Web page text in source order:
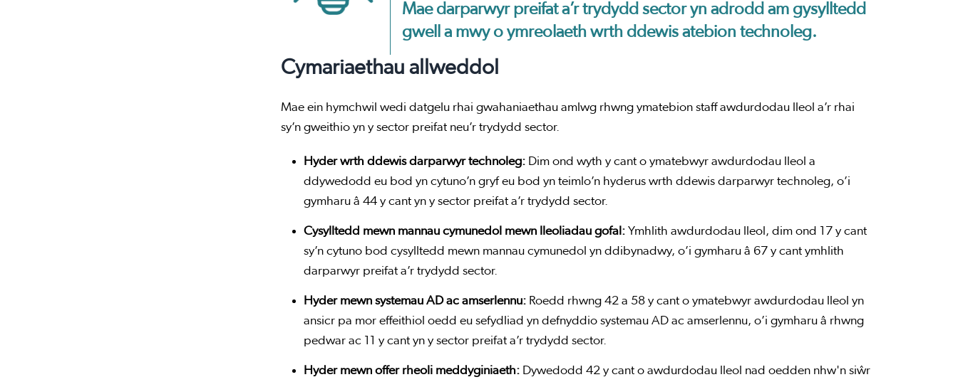
Mae darparwyr preifat a’r trydydd sector yn adrodd am gysylltedd
gwell a mwy o ymreolaeth wrth ddewis atebion technoleg.
Cymariaethau allweddol
Mae ein hymchwil wedi datgelu rhai gwahaniaethau amlwg rhwng ymatebion staff awdurdodau lleol a’r rhai
sy’n gweithio yn y sector preifat neu’r trydydd sector.
Hyder wrth ddewis darparwyr technoleg: Dim ond wyth y cant o ymatebwyr awdurdodau lleol a
ddywedodd eu bod yn cytuno’n gryf eu bod yn teimlo’n hyderus wrth ddewis darparwyr technoleg, o’i
gymharu â 44 y cant yn y sector preifat a’r trydydd sector.
Cysylltedd mewn mannau cymunedol mewn lleoliadau gofal: Ymhlith awdurdodau lleol, dim ond 17 y cant
sy’n cytuno bod cysylltedd mewn mannau cymunedol yn ddibynadwy, o’i gymharu â 67 y cant ymhlith
darparwyr preifat a’r trydydd sector.
Hyder mewn systemau AD ac amserlennu: Roedd rhwng 42 a 58 y cant o ymatebwyr awdurdodau lleol yn
ansicr pa mor effeithiol oedd eu sefydliad yn defnyddio systemau AD ac amserlennu, o’i gymharu â rhwng
pedwar ac 11 y cant yn y sector preifat a’r trydydd sector.
Hyder mewn offer rheoli meddyginiaeth: Dywedodd 42 y cant o awdurdodau lleol nad oedden nhw'n siŵr